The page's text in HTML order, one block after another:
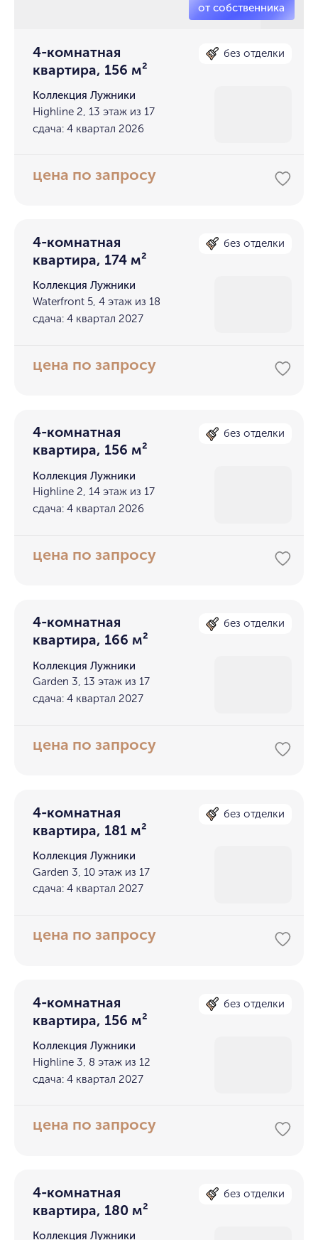
4-комнатная
квартира, 156 м²
без отделки
Коллекция Лужники
Highline 2, 13 этаж из 17
сдача: 4 квартал 2026
цена по запросу
4-комнатная
квартира, 174 м²
без отделки
Коллекция Лужники
Waterfront 5, 4 этаж из 18
сдача: 4 квартал 2027
цена по запросу
4-комнатная
квартира, 156 м²
без отделки
Коллекция Лужники
Highline 2, 14 этаж из 17
сдача: 4 квартал 2026
цена по запросу
4-комнатная
квартира, 166 м²
без отделки
Коллекция Лужники
Garden 3, 13 этаж из 17
сдача: 4 квартал 2027
цена по запросу
4-комнатная
квартира, 181 м²
без отделки
Коллекция Лужники
Garden 3, 10 этаж из 17
сдача: 4 квартал 2027
цена по запросу
4-комнатная
квартира, 156 м²
без отделки
Коллекция Лужники
Highline 3, 8 этаж из 12
сдача: 4 квартал 2027
цена по запросу
4-комнатная
квартира, 180 м²
без отделки
Коллекция Лужники